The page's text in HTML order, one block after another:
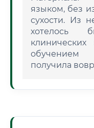
языком, без
сухости. Из
хотелось
получила